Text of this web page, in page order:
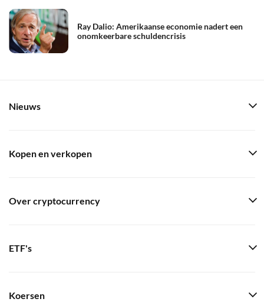
Ray Dalio: Amerikaanse economie nadert een
onomkeerbare schuldencrisis
Nieuws
Kopen en verkopen
Over cryptocurrency
ETF's
Koersen